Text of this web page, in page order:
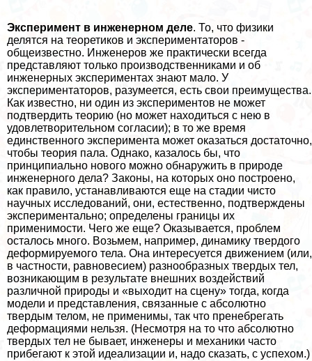
Эксперимент в инженерном деле. То, что физики
делятся на теоретиков и экспериментаторов -
общеизвестно. Инженеров же пpaктически всегда
представляют только производственниками и об
инженерных экспериментах знают мало. У
экспериментаторов, разумеется, есть свои преимущества.
Как известно, ни один из экспериментов не может
подтвердить теорию (но может находиться с нею в
удовлетворительном согласии); в то же время
единственного эксперимента может оказаться достаточно,
чтобы теория пала. Однако, казалось бы, что
принципиально нового можно обнаружить в природе
инженерного дела? Законы, на которых оно построено,
как правило, устанавливаются еще на стадии чисто
научных исследований, они, естественно, подтверждены
экспериментально; определены границы их
применимости. Чего же еще? Оказывается, проблем
осталось много. Возьмем, например, динамику твердого
деформируемого тела. Она интересуется движением (или,
в частности, равновесием) разнообразных твердых тел,
возникающим в результате внешних воздействий
различной природы и «выходит на сцену» тогда, когда
модели и представления, связанные с абсолютно
твердым телом, не применимы, так что пренебрегать
деформациями нельзя. (Несмотря на то что абсолютно
твердых тел не бывает, инженеры и механики часто
прибегают к этой идеализации и, надо сказать, с успехом.)